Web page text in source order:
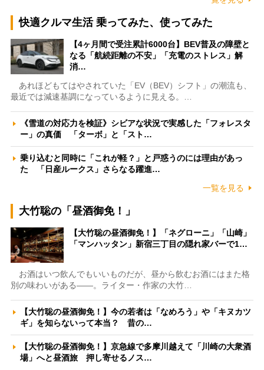
快適クルマ生活 乗ってみた、使ってみた
【4ヶ月間で受注累計6000台】BEV普及の障壁と
なる「航続距離の不安」「充電のストレス」解
消…
あれほどもてはやされていた「EV（BEV）シフト」の潮流も、
最近では減速基調になっているように見える。…
《雪道の対応力を検証》シビアな状況で実感した「フォレスタ
ー」の真価 「ターボ」と「スト…
乗り込むと同時に「これが軽？」と戸惑うのには理由があっ
た 「日産ルークス」さらなる躍進…
一覧を見る
大竹聡の「昼酒御免！」
【大竹聡の昼酒御免！】「ネグローニ」「山崎」
「マンハッタン」新宿三丁目の隠れ家バーで1…
お酒はいつ飲んでもいいものだが、昼から飲むお酒にはまた格
別の味わいがある――。ライター・作家の大竹…
【大竹聡の昼酒御免！】今の若者は「なめろう」や「キヌカツ
ギ」を知らないって本当？ 昔の…
【大竹聡の昼酒御免！】京急線で多摩川越えて「川崎の大衆酒
場」へと昼酒旅 押し寄せるノス…